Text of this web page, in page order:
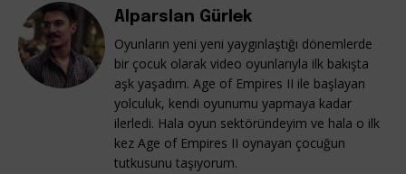
Alparslan Gürlek
Oyunların yeni yeni yaygınlaştığı dönemlerde
bir çocuk olarak video oyunlarıyla ilk bakışta
aşk yaşadım. Age of Empires II ile başlayan
yolculuk, kendi oyunumu yapmaya kadar
ilerledi. Hala oyun sektöründeyim ve hala o ilk
kez Age of Empires II oynayan çocuğun
tutkusunu taşıyorum.